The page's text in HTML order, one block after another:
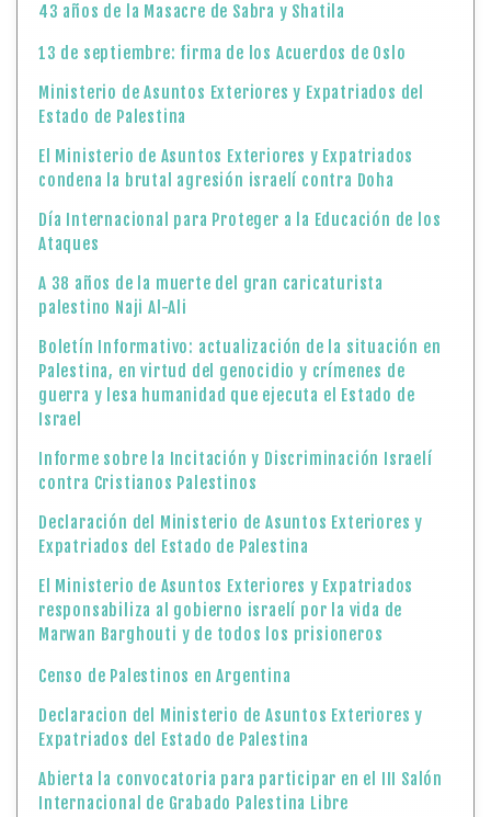
43 años de la Masacre de Sabra y Shatila
13 de septiembre: firma de los Acuerdos de Oslo
Ministerio de Asuntos Exteriores y Expatriados del
Estado de Palestina
El Ministerio de Asuntos Exteriores y Expatriados
condena la brutal agresión israelí contra Doha
Día Internacional para Proteger a la Educación de los
Ataques
A 38 años de la muerte del gran caricaturista
palestino Naji Al-Ali
Boletín Informativo: actualización de la situación en
Palestina, en virtud del genocidio y crímenes de
guerra y lesa humanidad que ejecuta el Estado de
Israel
Informe sobre la Incitación y Discriminación Israelí
contra Cristianos Palestinos
Declaración del Ministerio de Asuntos Exteriores y
Expatriados del Estado de Palestina
El Ministerio de Asuntos Exteriores y Expatriados
responsabiliza al gobierno israelí por la vida de
Marwan Barghouti y de todos los prisioneros
Censo de Palestinos en Argentina
Declaracion del Ministerio de Asuntos Exteriores y
Expatriados del Estado de Palestina
Abierta la convocatoria para participar en el III Salón
Internacional de Grabado Palestina Libre